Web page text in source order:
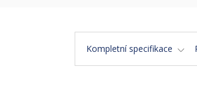
Kompletní specifikace